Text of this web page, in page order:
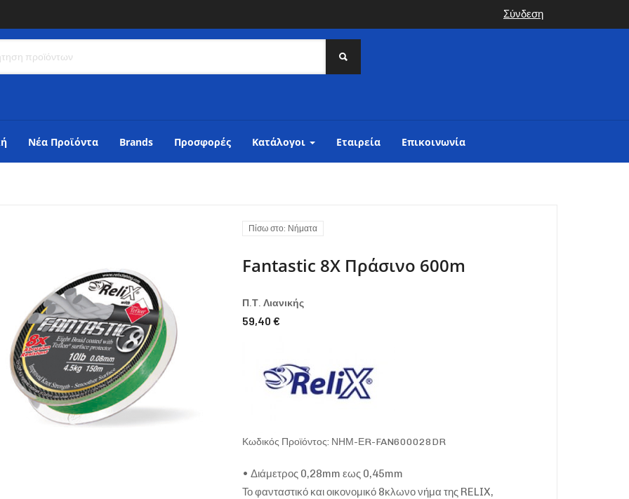
Σύνδεση
Νέα Προϊόντα Brands Προσφορές Κατάλογοι Εταιρεία Επικοινωνία
Πίσω στο: Νήματα
Fantastic 8X Πράσινο 600m
Π.Τ. Λιανικής
59,40 €
Κωδικός Προϊόντος: ΝΗΜ-ΕR-FAN600028DR
• Διάμετρος 0,28mm εως 0,45mm
Το φανταστικό και οικονομικό 8κλωνο νήμα της RELIX,